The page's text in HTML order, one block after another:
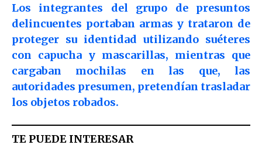
Los integrantes del grupo de presuntos
delincuentes portaban armas y trataron de
proteger su identidad utilizando suéteres
con capucha y mascarillas, mientras que
cargaban mochilas en las que, las
autoridades presumen, pretendían trasladar
los objetos robados.
TE PUEDE INTERESAR